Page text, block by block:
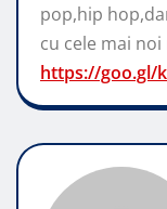
pop,hip
cu cele mai
https://goo.gl/